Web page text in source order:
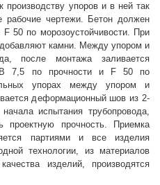
производству упоров и в ней так
рабочие чертежи. Бетон должен
50 по морозоустойчивости. При
камни. Между упором и
после монтажа заливается
B 7,5 по прочности и F 50 по
упорах между упором и
деформационный шов из 2-
испытания трубопровода,
прочность. Приемка
партиями и все изделия
технологии, из материалов
изделий, производятся